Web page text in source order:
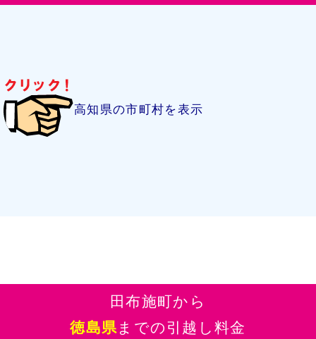
高知県の市町村を表示
田布施町から
徳島県までの引越し料金